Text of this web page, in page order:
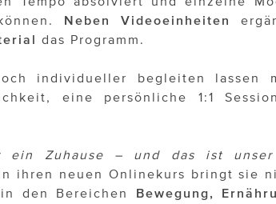
Neben Videoeinheiten
das Programm.
individueller begleiten lassen
eine persönliche 1:1
ein Zuhause – und das ist unser
ihren neuen Onlinekurs bringt sie
in den Bereichen Bewegung,